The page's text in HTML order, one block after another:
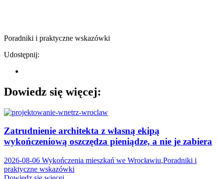
Poradniki i praktyczne wskazówki
Udostępnij:
Dowiedz się więcej:
Zatrudnienie architekta z własną ekipą
wykończeniową oszczędza pieniądze, a nie je zabiera
2026-08-06 Wykończenia mieszkań we Wrocławiu,Poradniki i
praktyczne wskazówki